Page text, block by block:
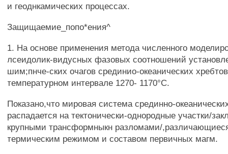
и геоднкамических процессах.
Защищаемие_попо*ения^
1. На основе применения метода численного
лсеидолик-видусных фазовых соотношений
шим;пнче-ских очагов срединио-океанических
температурном интервале 1270- 1170°С.
Показано,что мировая система срединно-
распадается на тектонически-однородные участки/
крупными трансформныкн разломами/
термическим режимом и составом первичных магм.